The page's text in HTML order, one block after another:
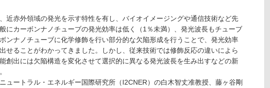
近⾚外領域の発光を⽰す特性を有し、バイオイメージングや通信技術など先
にカーボンナノチューブの発光効率は低く（1％未満）、発光波⻑もチューブ
ンナノチューブに化学修飾を⾏い部分的な⽋陥形成を⾏うことで、発光効率
せることがわかってきました。しかし、従来技術では修飾反応の違いによら
創出には⽋陥構造を変化させて選択的に異なる発光波⻑を⽣み出すなどの新
ュートラル・エネルギー国際研究所（I2CNER）の⽩⽊智丈准教授、藤ヶ⾕剛